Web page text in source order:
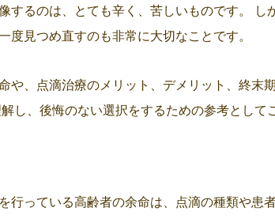
するのは、とても辛く、苦しいものです。 し
見つめ直すのも非常に大切なことです。
や、点滴治療のメリット、デメリット、終末
し、後悔のない選択をするための参考として
行っている高齢者の余命は、点滴の種類や患